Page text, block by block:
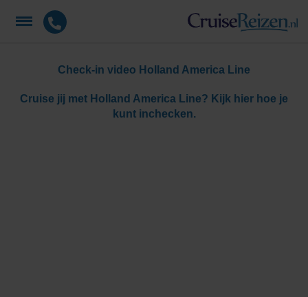
Check-in video Holland America Line
Cruise jij met Holland America Line? Kijk hier hoe je
kunt inchecken.